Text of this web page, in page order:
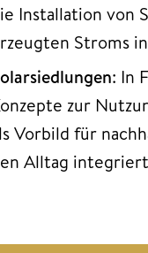
Installation von
Stroms
: In
zur
Vorbild für
Alltag